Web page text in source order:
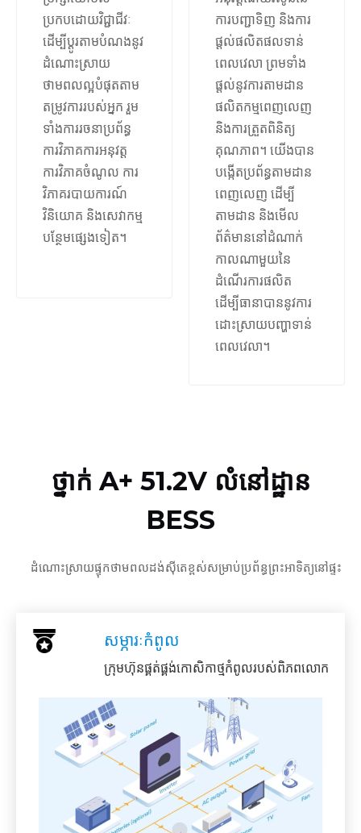
ប្រកបដោយវិជ្ជាជីវៈ
ដើម្បីប្ដូរតាមបំណងនូវ
ដំណោះស្រាយ
ថាមពលល្អបំផុតតាម
តម្រូវការរបស់អ្នក រួម
ទាំងការរចនាប្រព័ន្ធ
ការវិភាគការអនុវត្ត
ការវិភាគចំណូល ការ
វិភាគរបាយការណ៍
វិនិយោគ និងសេវាកម្ម
បន្ថែមផ្សេងទៀត។
ការបញ្ជាទិញ និងការ
ផ្តល់ផលិតផលទាន់
ពេលវេលា ព្រមទាំង
ផ្តល់នូវការតាមដាន
ផលិតកម្មពេញលេញ
និងការត្រួតពិនិត្យ
គុណភាព។ យើងបាន
បង្កើតប្រព័ន្ធតាមដាន
ពេញលេញ ដើម្បី
តាមដាន និងមើល
ព័ត៌មាននៅដំណាក់
កាលណាមួយនៃ
ដំណើរការផលិត
ដើម្បីធានាបាននូវការ
ដោះស្រាយបញ្ហាទាន់
ពេលវេលា។
ថ្នាក់ A+ 51.2V លំនៅដ្ឋាន
BESS
ដំណោះស្រាយផ្ទុកថាមពលដង់ស៊ីតេខ្ពស់សម្រាប់ប្រព័ន្ធព្រះអាទិត្យនៅផ្ទះ
សម្ភារៈកំពូល
ក្រុមហ៊ុនផ្គត់ផ្គង់កោសិកាថ្មកំពូលរបស់ពិភពលោក